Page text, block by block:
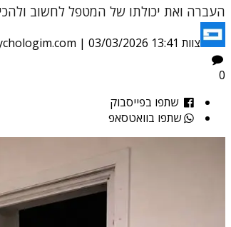
העברה ואת יכולתו של המטפל לחשוב
צוות Psychologim.com | 03/03/2026 13:41
0
שתפו בפייסבוק
שתפו בוואטסאפ